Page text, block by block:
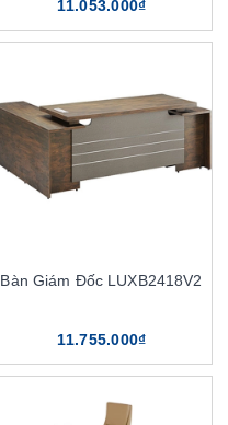
11.053.000₫
Bàn Giám Đốc LUXB2418V2
11.755.000₫